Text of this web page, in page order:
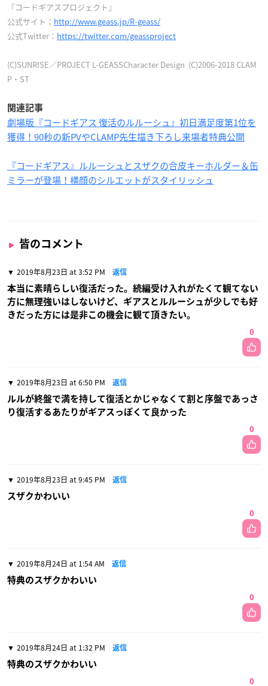
『コードギアスプロジェクト』
公式サイト： http://www.geass.jp/R-geass/
公式Twitter： https://twitter.com/geassproject
(C)SUNRISE／PROJECT L-GEASSCharacter Design (C)2006-2018 CLAM
P・ST
関連記事
劇場版『コードギアス 復活のルルーシュ』初日満足度第1位を
獲得！90秒の新PVやCLAMP先生描き下ろし来場者特典公開
『コードギアス』ルルーシュとスザクの合皮キーホルダー＆缶
ミラーが登場！横顔のシルエットがスタイリッシュ
皆のコメント
2019年8月23日 at 3:52 PM 返信
本当に素晴らしい復活だった。続編受け入れがたくて観てない
方に無理強いはしないけど、ギアスとルルーシュが少しでも好
きだった方には是非この機会に観て頂きたい。
0
2019年8月23日 at 6:50 PM 返信
ルルが終盤で満を持して復活とかじゃなくて割と序盤であっさ
り復活するあたりがギアスっぽくて良かった
0
2019年8月23日 at 9:45 PM 返信
スザクかわいい
0
2019年8月24日 at 1:54 AM 返信
特典のスザクかわいい
0
2019年8月24日 at 1:32 PM 返信
特典のスザクかわいい
0